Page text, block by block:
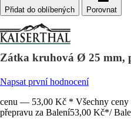
Porovnat
Zátka kruhová Ø 25 mm,
Napsat první hodnocení
cenu — 53,00 Kč * Všechny ceny
přepravu za Balení53,00 Kč*/